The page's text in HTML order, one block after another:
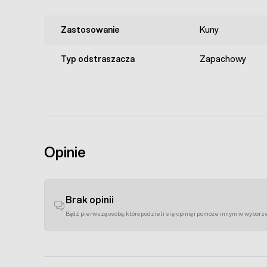
Zastosowanie Kuny
Typ odstraszacza Zapachowy
Opinie
Brak opinii
Bądź pierwszą osobą, która podzieli się opinią i pomoże innym w